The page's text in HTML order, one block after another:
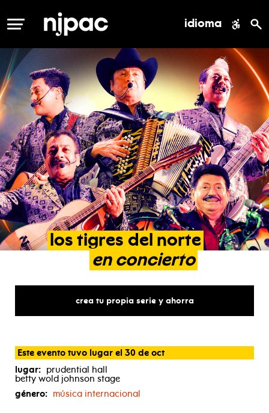
MENÚ idioma
los tigres del norte
en concierto
crea tu propia serie y ahorra
Este evento tuvo lugar el 30 de oct
lugar: prudential hall
betty wold johnson stage
género: música internacional